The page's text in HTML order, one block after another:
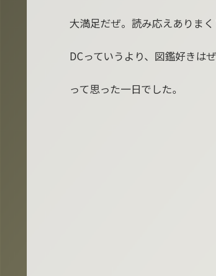
大満足だぜ。読み応えありまく
DCっていうより、図鑑好きは
って思った一日でした。